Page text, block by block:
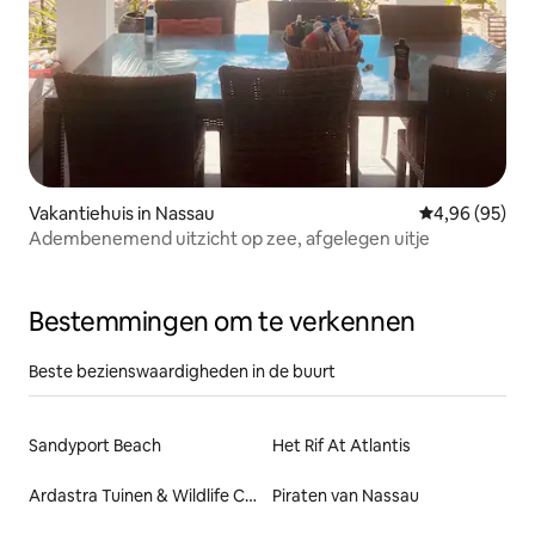
Vakantiehuis in Nassau Gemiddelde
4,96 (95)
Adembenemend uitzicht op zee, afgelegen uitje
Bestemmingen om te verkennen
Beste bezienswaardigheden in de buurt
Sandyport Beach Het Rif At Atlantis
Ardastra Tuinen & Wildlife Conservation Centre Piraten van Nassau